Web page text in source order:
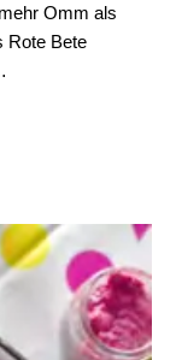
Omm als
Rote Bete